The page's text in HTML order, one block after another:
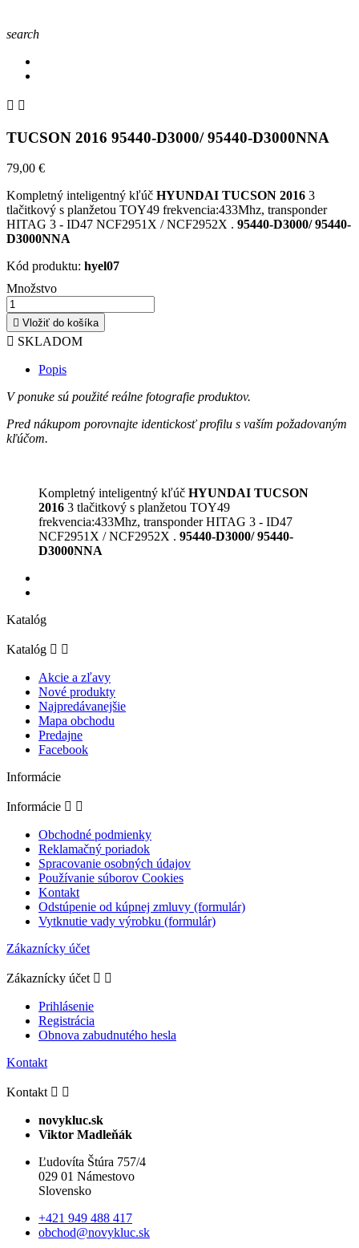
search
 
TUCSON 2016 95440-D3000/ 95440-D3000NNA
79,00 €
Kompletný inteligentný kľúč HYUNDAI TUCSON 2016 3
tlačitkový s planžetou TOY49 frekvencia:433Mhz, transponder
HITAG 3 - ID47 NCF2951X / NCF2952X . 95440-D3000/ 95440-
D3000NNA
Kód produktu: hyel07
Množstvo
 Vložiť do košíka
 SKLADOM
Popis
V ponuke sú použité reálne fotografie produktov.
Pred nákupom porovnajte identickosť profilu s vaším požadovaným
kľúčom.
Kompletný inteligentný kľúč HYUNDAI TUCSON
2016 3 tlačitkový s planžetou TOY49
frekvencia:433Mhz, transponderHITAG 3 - ID47
NCF2951X / NCF2952X . 95440-D3000/ 95440-
D3000NNA
Katalóg
Katalóg  
Akcie a zľavy
Nové produkty
Najpredávanejšie
Mapa obchodu
Predajne
Facebook
Informácie
Informácie  
Obchodné podmienky
Reklamačný poriadok
Spracovanie osobných údajov
Používanie súborov Cookies
Kontakt
Odstúpenie od kúpnej zmluvy (formulár)
Vytknutie vady výrobku (formulár)
Zákaznícky účet
Zákaznícky účet  
Prihlásenie
Registrácia
Obnova zabudnutého hesla
Kontakt
Kontakt  
novykluc.sk
Viktor Madleňák
Ľudovíta Štúra 757/4
029 01 Námestovo
Slovensko
+421 949 488 417
obchod@novykluc.sk